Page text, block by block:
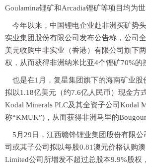
Goulamina锂矿和Arcadia锂矿等项目均为
今年以来，中国锂电企业赴非洲买矿势
实业集团股份有限公司发布公告称，公司
美元收购中非实业（香港）有限公司旗下
权，从而获得非洲纳米比亚4个锂矿70%的
也是在1月，复星集团旗下的海南矿业股
拟以1.18亿美元（约7.6亿人民币）现金方
Kodal Minerals PLC及其全资子公司Kodal
称“KMUK”)，从而获得非洲马里的
5月29日，江西赣锋锂业集团股份有限
司或其子公司拟以每股0.81澳元价格认购
Limited公司所增发不超过总股本9.9%股权